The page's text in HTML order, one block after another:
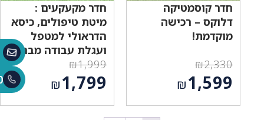
חדר קוסמטיקה
דלוקס – רכישה
מוקדמת!
₪2,330
המחיר
המקורי
היה:
₪1,599
חדר מקעקעים :
מיטת טיפולים, כיסא
הדראולי למטפל
ועגלת עבודה מברזל
₪1,999
המחיר
המקורי
היה:
₪1,799
הנוכחי